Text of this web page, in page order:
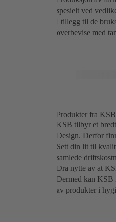
spesielt ved
I tillegg til de
overbevise med
Produkter fra
KSB tilbyr et
Design. Derfor
Sett din lit til
samlede
Dra nytte av at
Dermed kan KSB
av produkter i